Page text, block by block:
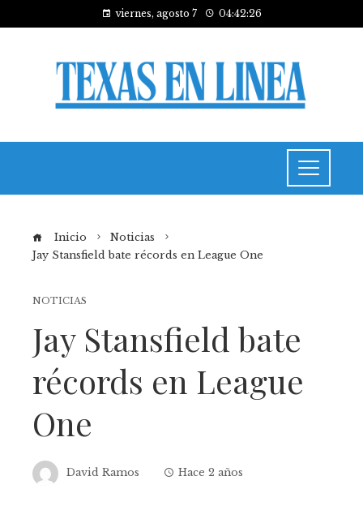
viernes, agosto 7 04:42:26
Inicio
Noticias
Jay Stansfield bate récords en League One
NOTICIAS
Jay Stansfield bate
récords en League
One
David Ramos Hace 2 años